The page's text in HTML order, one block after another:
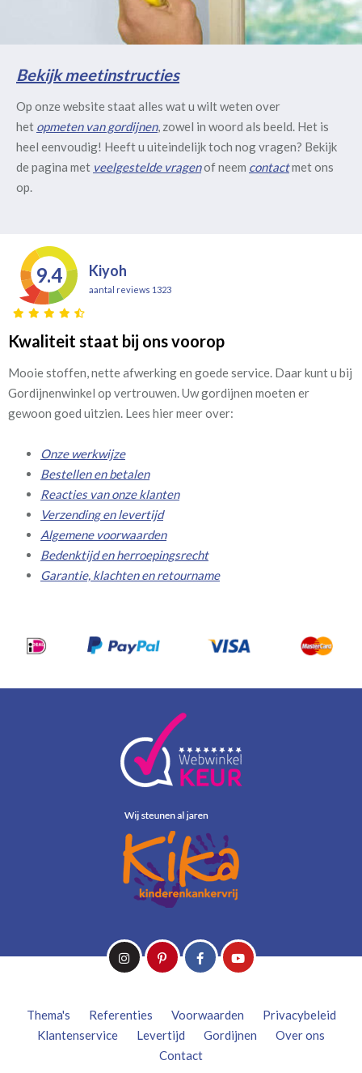
Bekijk meetinstructies
Op onze website staat alles wat u wilt weten over
het opmeten van gordijnen, zowel in woord als beeld. Het is
heel eenvoudig! Heeft u uiteindelijk toch nog vragen? Bekijk
de pagina met veelgestelde vragenof neem contactmet ons
op.
9.4 Kiyoh
aantal reviews 1323
Kwaliteit staat bij ons voorop
Mooie stoffen, nette afwerking en goede service. Daar kunt u bij
Gordijnenwinkel op vertrouwen. Uw gordijnen moeten er
gewoon goed uitzien. Lees hier meer over:
Onze werkwijze
Bestellen en betalen
Reacties van onze klanten
Verzending en levertijd
Algemene voorwaarden
Bedenktijd en herroepingsrecht
Garantie, klachten en retourname
Thema's Referenties Voorwaarden
Privacybeleid
Klantenservice
Levertijd Gordijnen
Over ons
Contact